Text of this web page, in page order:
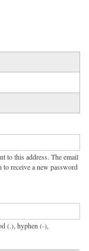
to this address. The email
receive a new password
(.), hyphen (-),